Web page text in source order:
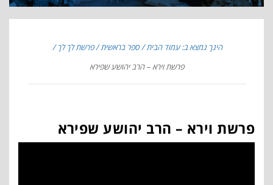
הינך נמצא ב: עמוד הבית ספר בראשית
פרשת לך לך
פרשת וירא – הרב יהושע שפירא
פרשת וירא – הרב יהושע שפירא